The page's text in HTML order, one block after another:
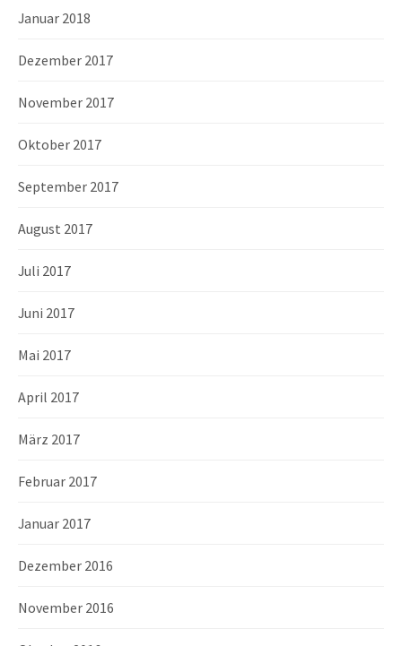
Januar 2018
Dezember 2017
November 2017
Oktober 2017
September 2017
August 2017
Juli 2017
Juni 2017
Mai 2017
April 2017
März 2017
Februar 2017
Januar 2017
Dezember 2016
November 2016